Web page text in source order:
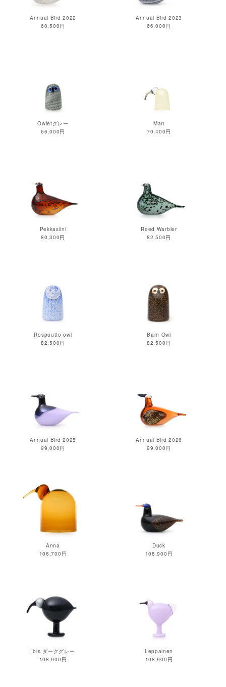
Annual Bird 2022
60,500円
Annual Bird 2023
66,000円
Owletグレー
66,000円
Mari
70,400円
Pekkasiini
80,300円
Reed Warbler
82,500円
Rospuutto owl
82,500円
Barn Owl
82,500円
Annual Bird 2025
99,000円
Annual Bird 2026
99,000円
Anna
106,700円
Duck
108,900円
Ibis ダークグレー
108,900円
Leppainen
108,900円